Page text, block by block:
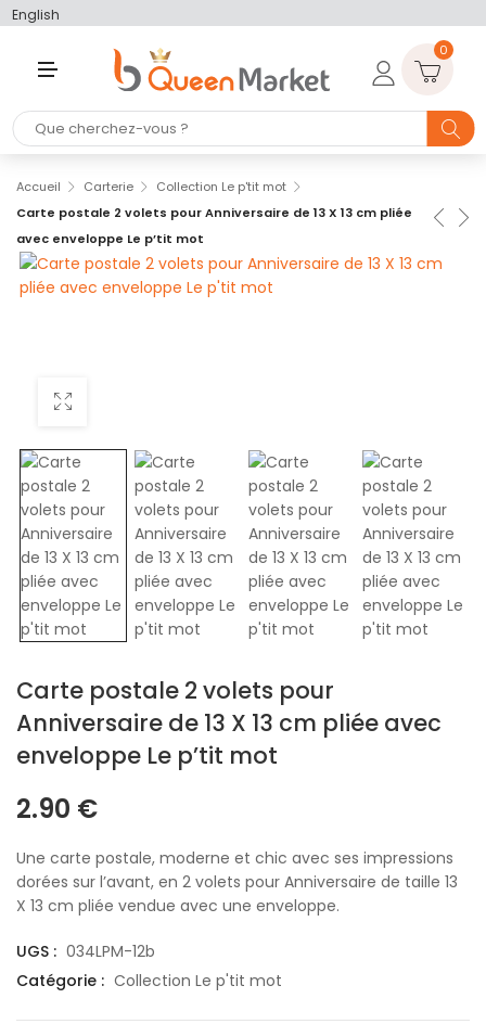
English
U
0
Accueil Carterie
Collection Le p'tit mot
Carte postale 2 volets pour Anniversaire de 13 X 13 cm pliée
avec enveloppe Le p’tit mot
Carte postale 2 volets pour
Anniversaire de 13 X 13 cm pliée avec
enveloppe Le p’tit mot
2.90 €
Une carte postale, moderne et chic avec ses impressions
dorées sur l’avant, en 2 volets pour Anniversaire de taille 13
X 13 cm pliée vendue avec une enveloppe.
UGS : 034LPM-12b
Catégorie : Collection Le p'tit mot